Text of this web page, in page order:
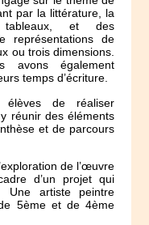
par la littérature, la
et des
représentations de
ou trois dimensions.
avons également
temps d’écriture.
de réaliser
réunir des éléments
et de parcours
de l’œuvre
d’un projet qui
artiste peintre
5ème et de 4ème